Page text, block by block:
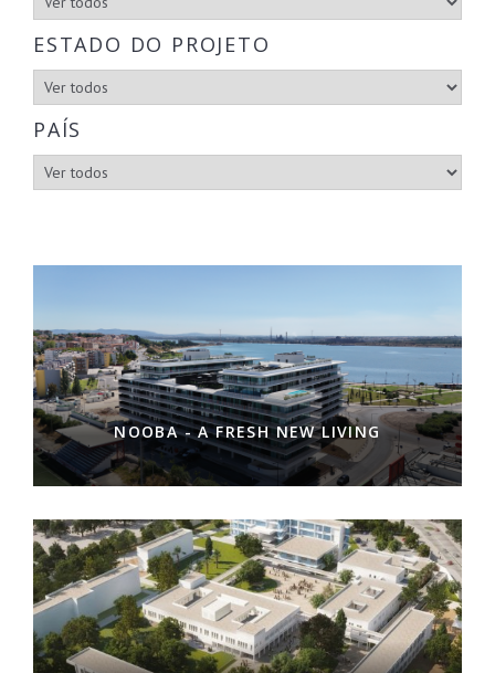
ESTADO DO PROJETO
PAÍS
NOOBA - A FRESH NEW LIVING